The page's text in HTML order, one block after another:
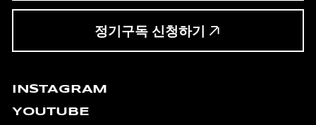
정기구독 신청하기
INSTAGRAM
YOUTUBE